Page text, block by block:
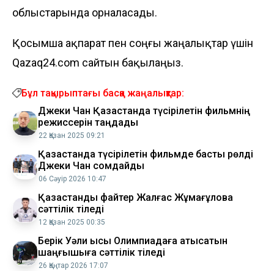
облыстарында орналасады.
Қосымша ақпарат пен соңғы жаңалықтар үшін
Qazaq24.com сайтын бақылаңыз.
Бұл тақырыптағы басқа жаңалықтар:
Джеки Чан Қазақстанда түсірілетін фильмнің
режиссерін таңдады
22 Қазан 2025 09:21
Қазақстанда түсірілетін фильмде басты рөлді
Джеки Чан сомдайды
06 Сәуір 2026 10:47
Қазақстандық файтер Жалғас Жұмағұловқа
сәттілік тіледі
12 Қазан 2025 00:35
Берік Уәли қысқы Олимпиадаға қатысатын
шаңғышыға сәттілік тіледі
26 Қаңтар 2026 17:07